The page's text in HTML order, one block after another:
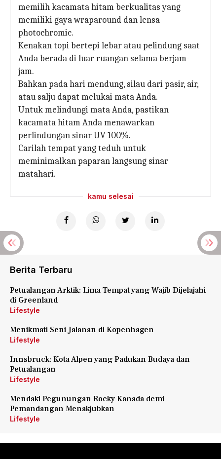
memilih kacamata hitam berkualitas yang
memiliki gaya wraparound dan lensa
photochromic.
Kenakan topi bertepi lebar atau pelindung saat
Anda berada di luar ruangan selama berjam-
jam.
Bahkan pada hari mendung, silau dari pasir, air,
atau salju dapat melukai mata Anda.
Untuk melindungi mata Anda, pastikan
kacamata hitam Anda menawarkan
perlindungan sinar UV 100%.
Carilah tempat yang teduh untuk
meminimalkan paparan langsung sinar
matahari.
kamu selesai
Berita Terbaru
Petualangan Arktik: Lima Tempat yang Wajib Dijelajahi
di Greenland
Lifestyle
Menikmati Seni Jalanan di Kopenhagen
Lifestyle
Innsbruck: Kota Alpen yang Padukan Budaya dan
Petualangan
Lifestyle
Mendaki Pegunungan Rocky Kanada demi
Pemandangan Menakjubkan
Lifestyle